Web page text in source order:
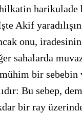
harikulade
Akif
onu,
sahalarda
bir sebebin
Bu sebep,
bir ray